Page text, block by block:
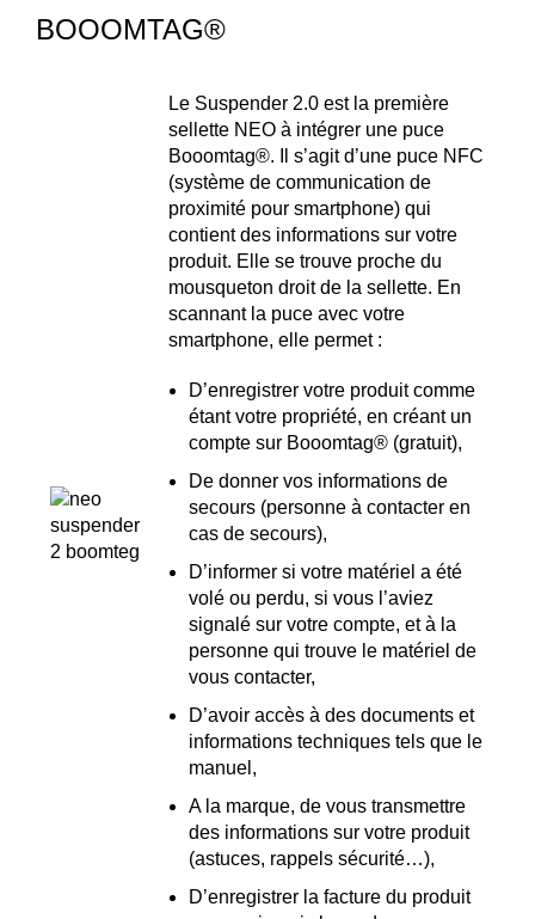
BOOOMTAG®
Le Suspender 2.0 est la première
sellette NEO à intégrer une puce
Booomtag®. Il s’agit d’une puce NFC
(système de communication de
proximité pour smartphone) qui
contient des informations sur votre
produit. Elle se trouve proche du
mousqueton droit de la sellette. En
scannant la puce avec votre
smartphone, elle permet :
D’enregistrer votre produit comme
étant votre propriété, en créant un
compte sur Booomtag® (gratuit),
De donner vos informations de
secours (personne à contacter en
cas de secours),
D’informer si votre matériel a été
volé ou perdu, si vous l’aviez
signalé sur votre compte, et à la
personne qui trouve le matériel de
vous contacter,
D’avoir accès à des documents et
informations techniques tels que le
manuel,
A la marque, de vous transmettre
des informations sur votre produit
(astuces, rappels sécurité…),
D’enregistrer la facture du produit